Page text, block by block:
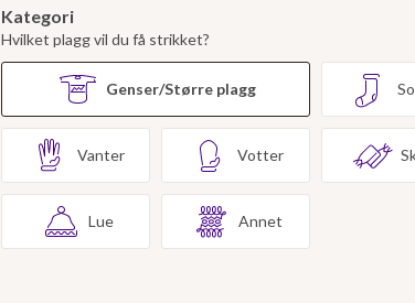
Kategori
Hvilket plagg vil du få strikket?
Genser/Større plagg
Vanter Votter
Lue Annet